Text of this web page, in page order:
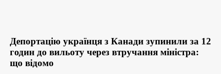
Депортацію українця з Канади зупинили за 12
годин до вильоту через втручання міністра:
що відомо